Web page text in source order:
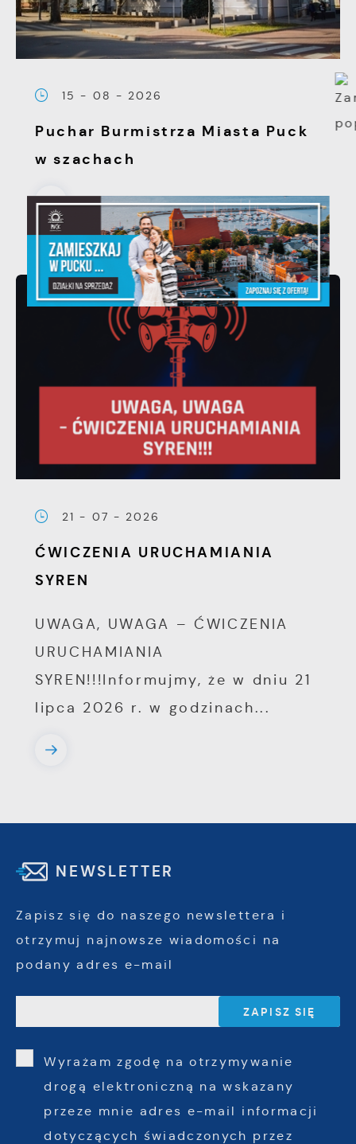
15 - 08 - 2026
Puchar Burmistrza Miasta Puck
w szachach
21 - 07 - 2026
ĆWICZENIA URUCHAMIANIA
SYREN
UWAGA, UWAGA – ĆWICZENIA
URUCHAMIANIA
SYREN!!!Informujmy, że w dniu 21
lipca 2026 r. w godzinach...
NEWSLETTER
Zapisz się do naszego newslettera i
otrzymuj najnowsze wiadomości na
podany adres e-mail
Wyrażam zgodę na otrzymywanie
drogą elektroniczną na wskazany
przeze mnie adres e-mail informacji
dotyczących świadczonych przez